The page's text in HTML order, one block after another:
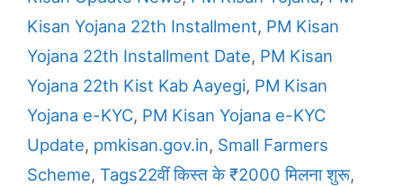
Kisan Yojana 22th Installment, PM Kisan
Yojana 22th Installment Date, PM Kisan
Yojana 22th Kist Kab Aayegi, PM Kisan
Yojana e-KYC, PM Kisan Yojana e-KYC
Update, pmkisan.gov.in, Small Farmers
Scheme, Tags22वीं किस्त के ₹2000 मिलना शुरू,